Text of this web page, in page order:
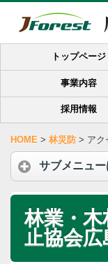
トップページ
事業内容
採用情報
HOME > 林災防 > アク
サブメニュ
林業・
止協会